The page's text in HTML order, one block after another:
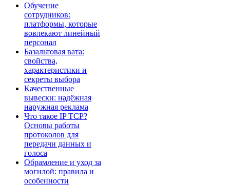
Обучение
сотрудников:
платформы, которые
вовлекают линейный
персонал
Базальтовая вата:
свойства,
характеристики и
секреты выбора
Качественные
вывески: надёжная
наружная реклама
Что такое IP TCP?
Основы работы
протоколов для
передачи данных и
голоса
Обрамление и уход за
могилой: правила и
особенности